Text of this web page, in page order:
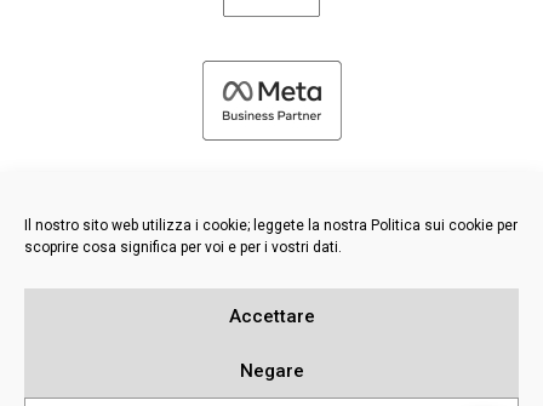
Il nostro sito web utilizza i cookie; leggete la nostra Politica sui cookie per
scoprire cosa significa per voi e per i vostri dati.
Accettare
Negare
2026 FRESH PIES LTD - TUTTI I DIRITTI RISERVATI
Base di conoscenza
Mappa del sito